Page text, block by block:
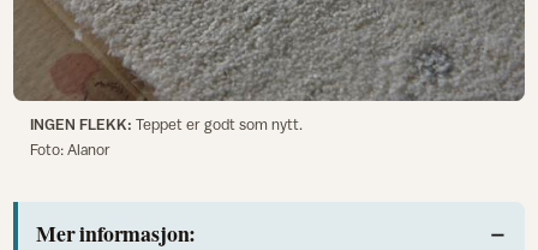
INGEN FLEKK: Teppet er godt som nytt.
Foto: Alanor
Mer informasjon: